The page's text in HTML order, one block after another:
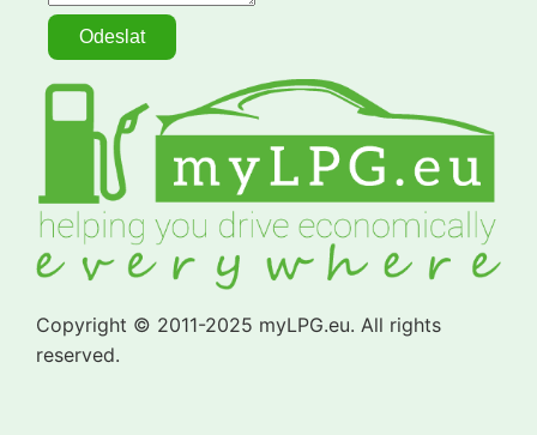
Copyright © 2011-2025 myLPG.eu. All rights
reserved.